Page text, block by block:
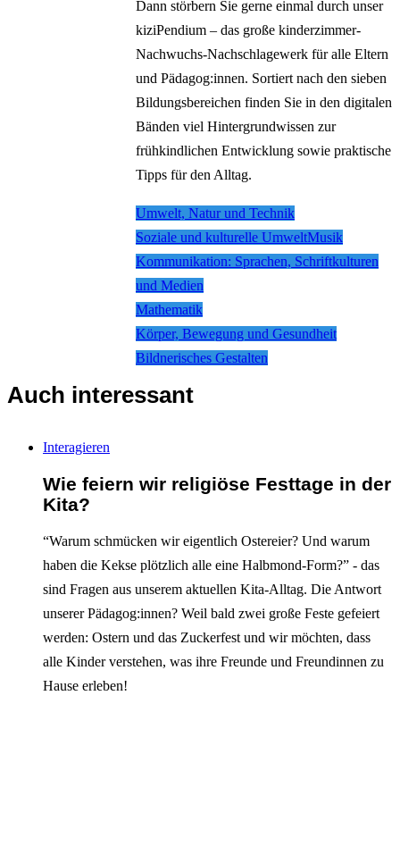
Dann störbern Sie gerne einmal durch unser
kiziPendium – das große kinderzimmer-
Nachwuchs-Nachschlagewerk für alle Eltern
und Pädagog:innen. Sortiert nach den sieben
Bildungsbereichen finden Sie in den digitalen
Bänden viel Hintergrundwissen zur
frühkindlichen Entwicklung sowie praktische
Tipps für den Alltag.
Umwelt, Natur und Technik
Soziale und kulturelle UmweltMusik
Kommunikation: Sprachen, Schriftkulturen
und Medien
Mathematik
Körper, Bewegung und Gesundheit
Bildnerisches Gestalten
Auch interessant
Interagieren
Wie feiern wir religiöse Festtage in der
Kita?
“Warum schmücken wir eigentlich Ostereier? Und warum
haben die Kekse plötzlich alle eine Halbmond-Form?” - das
sind Fragen aus unserem aktuellen Kita-Alltag. Die Antwort
unserer Pädagog:innen? Weil bald zwei große Feste gefeiert
werden: Ostern und das Zuckerfest und wir möchten, dass
alle Kinder verstehen, was ihre Freunde und Freundinnen zu
Hause erleben!